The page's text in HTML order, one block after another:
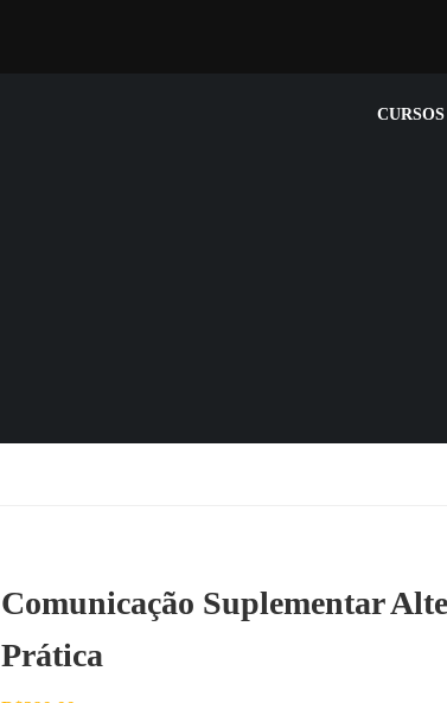
CURSOS
Comunicação Suplementar
Prática